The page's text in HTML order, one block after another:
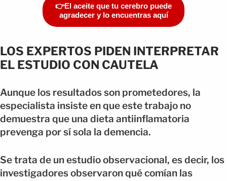
👉El aceite que tu cerebro puede
agradecer y lo encuentras aquí
LOS EXPERTOS PIDEN INTERPRETAR
EL ESTUDIO CON CAUTELA
Aunque los resultados son prometedores, la
especialista insiste en que este trabajo no
demuestra que una dieta antiinflamatoria
prevenga por sí sola la demencia.
Se trata de un estudio observacional, es decir, los
investigadores observaron qué comían las